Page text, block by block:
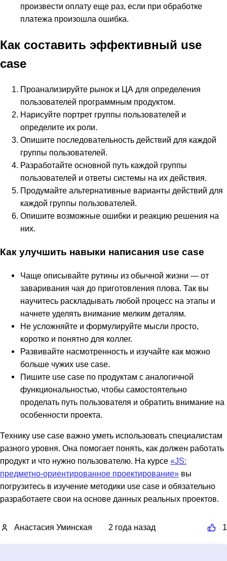
произвести оплату еще раз, если при обработке
платежа произошла ошибка.
Как составить эффективный use
case
Проанализируйте рынок и ЦА для определения
пользователей программным продуктом.
Нарисуйте портрет группы пользователей и
определите их роли.
Опишите последовательность действий для каждой
группы пользователей.
Разработайте основной путь каждой группы
пользователей и ответы системы на их действия.
Продумайте альтернативные варианты действий для
каждой группы пользователей.
Опишите возможные ошибки и реакцию решения на
них.
Как улучшить навыки написания use case
Чаще описывайте рутины из обычной жизни — от
заваривания чая до приготовления плова. Так вы
научитесь раскладывать любой процесс на этапы и
начнете уделять внимание мелким деталям.
Не усложняйте и формулируйте мысли просто,
коротко и понятно для коллег.
Развивайте насмотренность и изучайте как можно
больше чужих use case.
Пишите use case по продуктам с аналогичной
функциональностью, чтобы самостоятельно
проделать путь пользователя и обратить внимание на
особенности проекта.
Технику use case важно уметь использовать специалистам
разного уровня. Она помогает понять, как должен работать
продукт и что нужно пользователю. На курсе «JS:
предметно-ориентированное проектирование» вы
погрузитесь в изучение методики use case и обязательно
разработаете свои на основе данных реальных проектов.
Анастасия Уминская 2 года назад 1